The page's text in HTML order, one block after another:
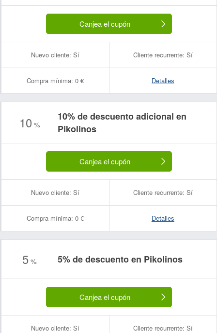
Canjea el cupón
Nuevo cliente: Sí Cliente recurrente: Sí
Compra mínima: 0 € Detalles
10 %
10% de descuento adicional en
Pikolinos
Canjea el cupón
Nuevo cliente: Sí Cliente recurrente: Sí
Compra mínima: 0 € Detalles
5% 5% de descuento en Pikolinos
Canjea el cupón
Nuevo cliente: Sí Cliente recurrente: Sí